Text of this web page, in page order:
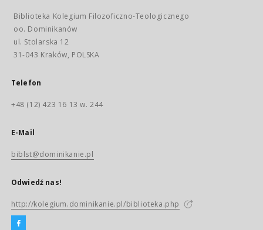
Biblioteka Kolegium Filozoficzno-Teologicznego
oo. Dominikanów
ul. Stolarska 12
31-043 Kraków, POLSKA
Telefon
+48 (12) 423 16 13 w. 244
E-Mail
biblst@dominikanie.pl
Odwiedź nas!
http://kolegium.dominikanie.pl/biblioteka.php